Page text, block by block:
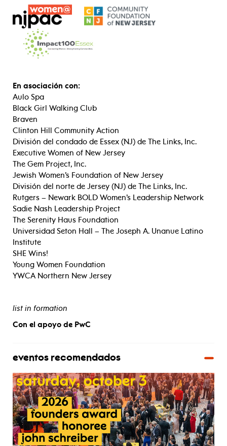
En asociación con:
Aulo Spa
Black Girl Walking Club
Braven
Clinton Hill Community Action
División del condado de Essex (NJ) de The Links, Inc.
Executive Women of New Jersey
The Gem Project, Inc.
Jewish Women’s Foundation of New Jersey
División del norte de Jersey (NJ) de The Links, Inc.
Rutgers – Newark BOLD Women’s Leadership Network
Sadie Nash Leadership Project
The Serenity Haus Foundation
Universidad Seton Hall – The Joseph A. Unanue Latino
Institute
SHE Wins!
Young Women Foundation
YWCA Northern New Jersey
list in formation
Con el apoyo de PwC
eventos recomendados